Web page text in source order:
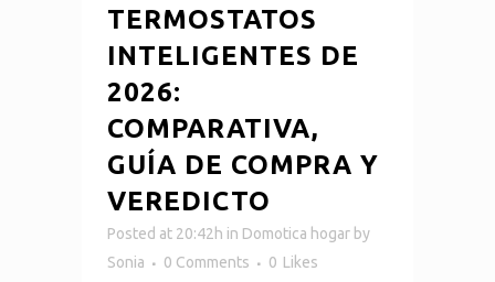
TERMOSTATOS
INTELIGENTES DE
2026:
COMPARATIVA,
GUÍA DE COMPRA Y
VEREDICTO
Posted at 20:42h in Domotica hogar by
Sonia
0 Comments 0 Likes